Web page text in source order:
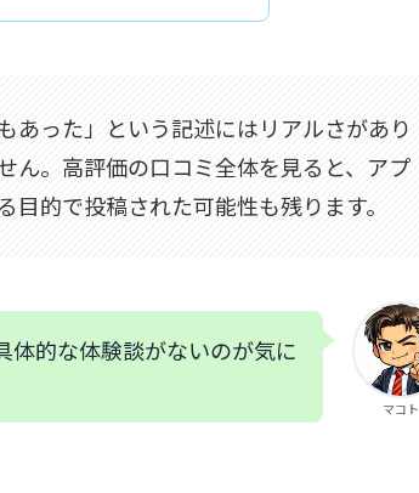
あった」という記述にはリアルさがあり
ん。高評価の口コミ全体を見ると、アプ
的で投稿された可能性も残ります。
マコト
体的な体験談がないのが気に